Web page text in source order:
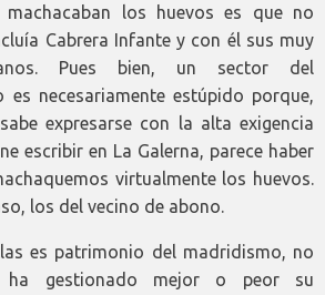
los huevos es que no
Cabrera Infante y con él sus muy
Pues bien, un sector del
necesariamente estúpido porque,
expresarse con la alta exigencia
escribir en La Galerna, parece haber
virtualmente los huevos.
los del vecino de abono.
es patrimonio del madridismo, no
gestionado mejor o peor su